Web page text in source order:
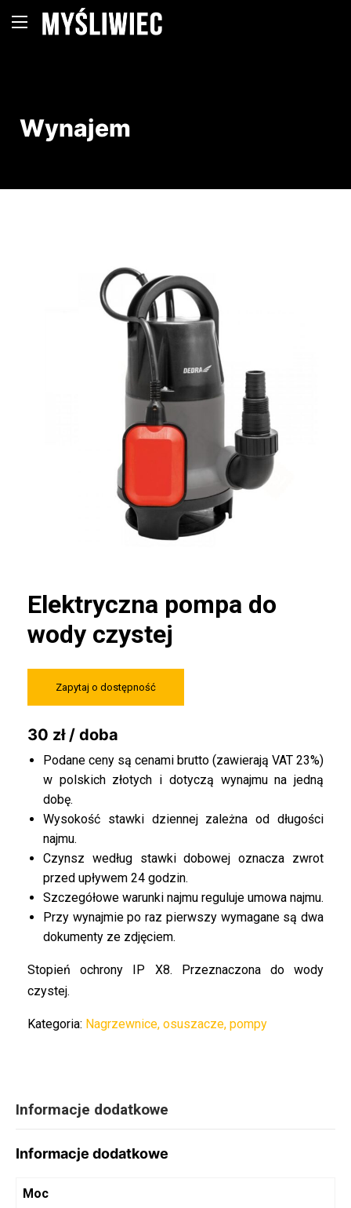
Wynajem
Elektryczna pompa do
wody czystej
Zapytaj o dostępność
30 zł / doba
Podane ceny są cenami brutto (zawierają VAT 23%)
w polskich złotych i dotyczą wynajmu na jedną
dobę.
Wysokość stawki dziennej zależna od długości
najmu.
Czynsz według stawki dobowej oznacza zwrot
przed upływem 24 godzin.
Szczegółowe warunki najmu reguluje umowa najmu.
Przy wynajmie po raz pierwszy wymagane są dwa
dokumenty ze zdjęciem.
Stopień ochrony IP X8. Przeznaczona do wody
czystej.
Kategoria: Nagrzewnice, osuszacze, pompy
Informacje dodatkowe
Informacje dodatkowe
Moc